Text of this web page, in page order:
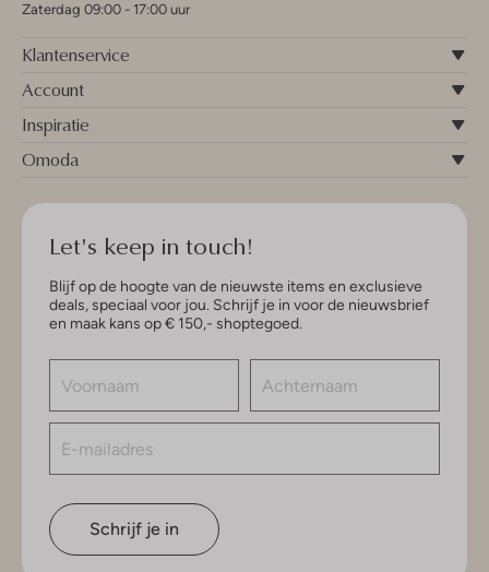
Zaterdag 09:00 - 17:00 uur
Klantenservice
Account
Inspiratie
Omoda
Let's keep in touch!
Blijf op de hoogte van de nieuwste items en exclusieve
deals, speciaal voor jou. Schrijf je in voor de nieuwsbrief
en maak kans op € 150,- shoptegoed.
Schrijf je in